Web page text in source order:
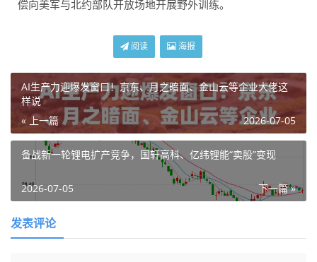
偿向美军与北约部队开放场地开展野外训练。
阅读 海报
AI生产力迎爆发窗口！京东、月之暗面、金山云等企业大佬这
样说
« 上一篇
2026-07-05
备战新一轮锂电扩产竞争，国轩高科、亿纬锂能“卖股”变现
下一篇 »
2026-07-05
发表评论